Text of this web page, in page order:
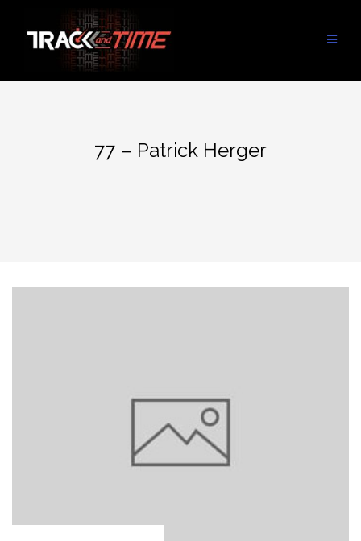
contenu
77 – Patrick Herger